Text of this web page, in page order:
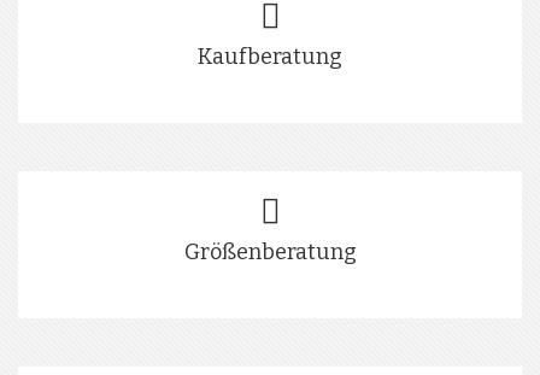
Kaufberatung
Größenberatung